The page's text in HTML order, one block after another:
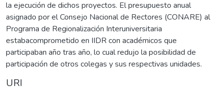
la ejecución de dichos proyectos. El presupuesto anual
asignado por el Consejo Nacional de Rectores (CONARE) al
Programa de Regionalización Interuniversitaria
estabacomprometido en IIDR con académicos que
participaban año tras año, lo cual redujo la posibilidad de
participación de otros colegas y sus respectivas unidades.
URI